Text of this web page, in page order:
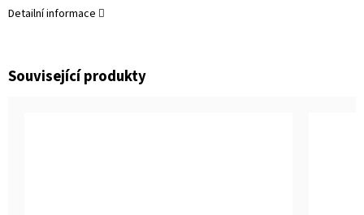
Detailní informace
Související produkty